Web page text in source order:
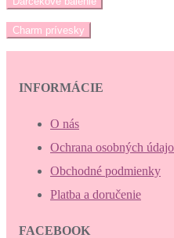
Charm prívesky
INFORMÁCIE
O nás
Ochrana osobných
Obchodné podmienky
Platba a doručenie
FACEBOOK